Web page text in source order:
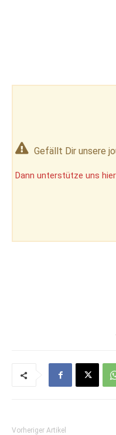
Gefällt Dir unsere
Dann unterstütze uns
Vorheriger Artikel